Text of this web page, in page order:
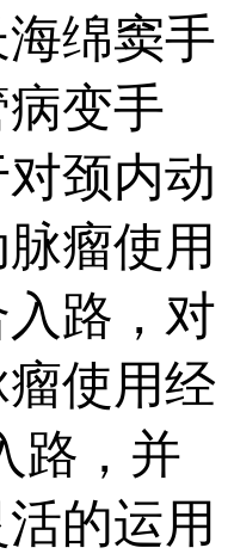
绵窦手
变手
颈内动
瘤使用
路，对
使用经
路，并
的运用